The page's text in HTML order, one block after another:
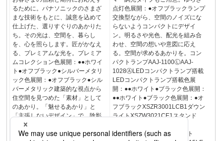
るために。パナソニックのさまざ
まな技術をもとに、誠意を込めて
仕上げた、選りすぐりのあかりた
ち。その光は、空間を、暮らし
を、心を照らします。匠がかなえ
る、プレミアムな光を。プレミア
ムコレクション色展開：●●ホワイ
ト●オフブラック●シルバーメタリ
ック色展開：●オフブラック●シル
バーメタリック建築的な視点から
住空間を見つめた「素材」として
のあかり。「魅せるあかり」と
「主張しないデザイン」で、陰影
のある豊かなあかり空間へ。灯あ
かりが、建築と共鳴する。ホーム
点灯色展開：●オフブラックランプ
交換型ながら、空間のノイズにな
らないようコンパクトにデザイ
ン。明るさや光色、配光を組み合
わせ、空間の想いや意図に応え
る。空間が求めるあかりを。コン
パクトランプAAJ-1100ⓁAAJ-
1028ⒶLEDコンパクトランプ搭載
LEDコンパクトランプ搭載色展
開：●●ホワイト●ブラック色展開：
●●ホワイト●ブラック色展開：●オ
フブラックXSZR3001LCB1ダウン
ライトXSZW3021CE1スタンド
XSZR3021LCB1ダウンライト